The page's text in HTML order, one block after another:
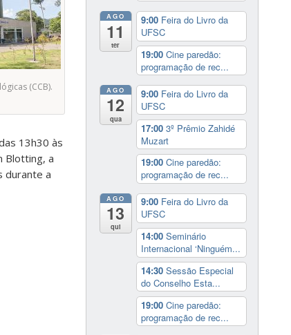
(CCB).
13h30 às
Blotting, a
durante a
AGO
11
ter
9:00 Feira do Livro da
UFSC
19:00 Cine paredão:
programação de rec...
AGO
12
qua
9:00 Feira do Livro da
UFSC
17:00 3º Prêmio Zahidé
Muzart
19:00 Cine paredão:
programação de rec...
AGO
13
qui
9:00 Feira do Livro da
UFSC
14:00 Seminário
Internacional ‘Ninguém...
14:30 Sessão Especial
do Conselho Esta...
19:00 Cine paredão:
programação de rec...